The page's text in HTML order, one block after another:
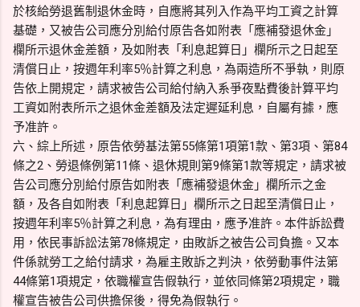
於核給勞退舊制退休金時，自應將其列入作為平均工資之計算
基礎，又被告公司應分別給付原告各如附表「應補發退休金」
欄所示退休金差額，及如附表「利息起算日」欄所示之日起至
清償日止，按週年利率5％計算之利息，為兩造所不爭執，則原
告依上開規定，請求被告公司給付納入系爭夜點費後計算平均
工資如附表所示之退休金差額及法定遲延利息，自屬有據，應
予准許。
六、綜上所述，原告依勞基法第55條第1項第1款、第3項、第84
條之2、勞退條例第11條、退休規則第9條第1款等規定，請求被
告公司應分別給付原告如附表「應補發退休金」欄所示之金
額，及各自如附表「利息起算日」欄所示之日起至清償日止，
按週年利率5％計算之利息，為有理由，應予准許。本件訴訟費
用，依民事訴訟法第78條規定，由敗訴之被告公司負擔。又本
件係就勞工之給付請求，為雇主敗訴之判決，依勞動事件法第
44條第1項規定，依職權宣告假執行，並依同條第2項規定，職
權宣告被告公司供擔保後，得免為假執行。